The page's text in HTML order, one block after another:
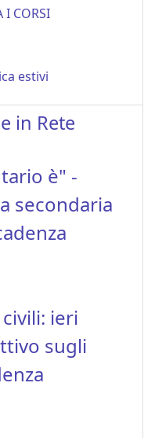
I CORSI
estivi
in Rete
è" -
secondaria
ieri
sugli